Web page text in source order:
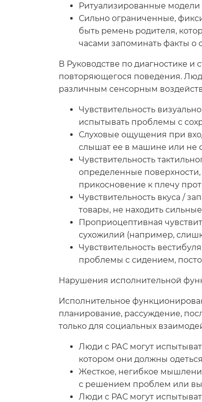
Ритуализированные
Сильно ограниченные,
быть ремень родителя,
часами запоминать факты
В Руководстве по диагностике и
повторяющегося поведения.
различным сенсорным
Чувствительность
испытывать проблемы с
Слуховые ощущения при
слышат ее в машине или не
Чувствительность
определенные
прикосновение к плечу
Чувствительность вкуса /
товары, не находить
Проприоцептивная
сухожилий (например,
Чувствительность
проблемы с сидением,
Нарушения исполнительной
Исполнительное
планирование, рассуждение,
только для социальных
Люди с РАС могут
котором они должны
Жесткое, негибкое
с решением проблем или
Люди с РАС могут